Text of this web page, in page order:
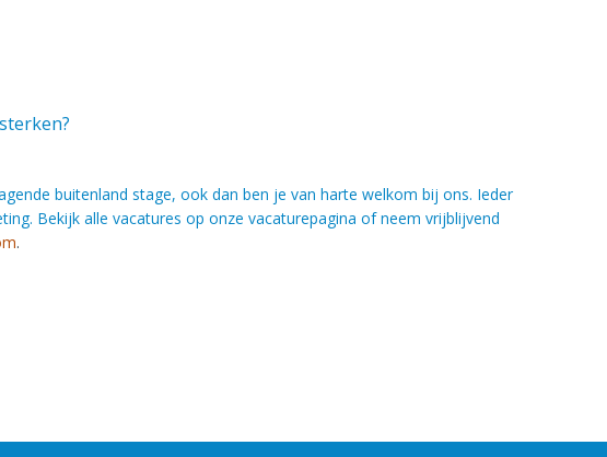
buitenland stage, ook dan ben je van harte welkom bij ons. Ieder
Bekijk alle vacatures op onze vacaturepagina of neem vrijblijvend
.